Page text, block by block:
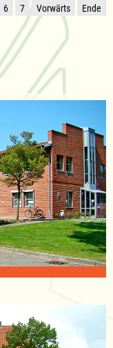
6 7 Vorwärts Ende